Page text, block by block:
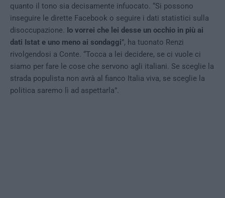
quanto il tono sia decisamente infuocato. “Si possono
inseguire le dirette Facebook o seguire i dati statistici sulla
disoccupazione. Io vorrei che lei desse un occhio in più ai
dati Istat e uno meno ai sondaggi”, ha tuonato Renzi
rivolgendosi a Conte. “Tocca a lei decidere, se ci vuole ci
siamo per fare le cose che servono agli italiani. Se sceglie la
strada populista non avrà al fianco Italia viva, se sceglie la
politica saremo lì ad aspettarla”.